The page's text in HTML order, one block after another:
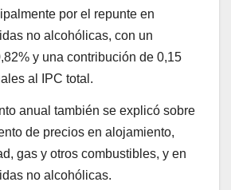
por el repunte en
no alcohólicas, con un
y una contribución de 0,15
al IPC total.
anual también se explicó sobre
de precios en alojamiento,
gas y otros combustibles, y en
no alcohólicas.